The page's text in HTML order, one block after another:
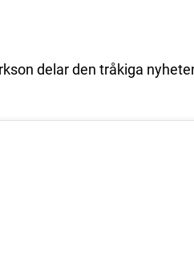
delar den tråkiga